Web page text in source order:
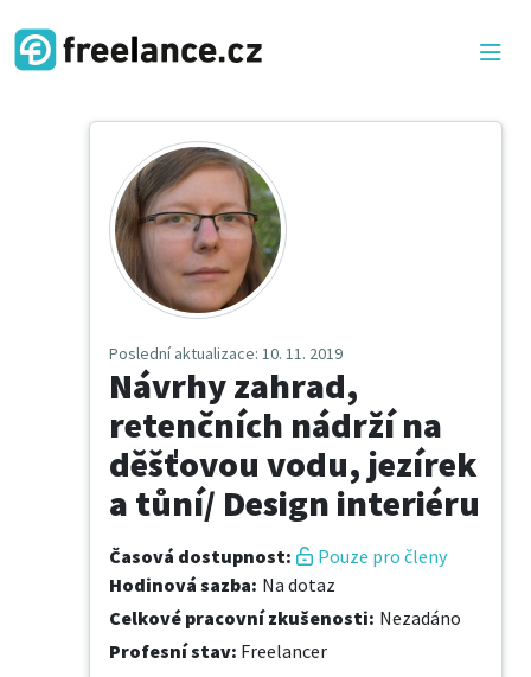
Poslední aktualizace: 10. 11. 2019
Návrhy zahrad,
retenčních nádrží na
děšťovou vodu, jezírek
a tůní/ Design interiéru
Časová dostupnost:
Pouze pro členy
Hodinová sazba: Na dotaz
Celkové pracovní zkušenosti: Nezadáno
Profesní stav: Freelancer